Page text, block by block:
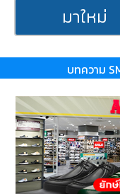
มาใหม่
บทความ